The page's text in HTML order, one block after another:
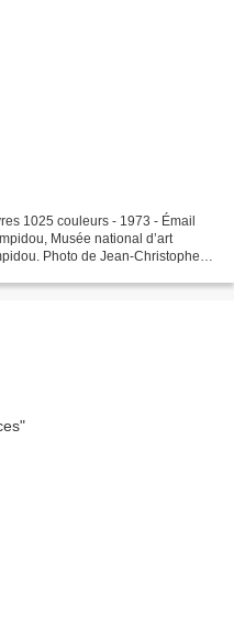
1025 couleurs - 1973 - Émail
Musée national d’art
Photo de Jean-Christophe